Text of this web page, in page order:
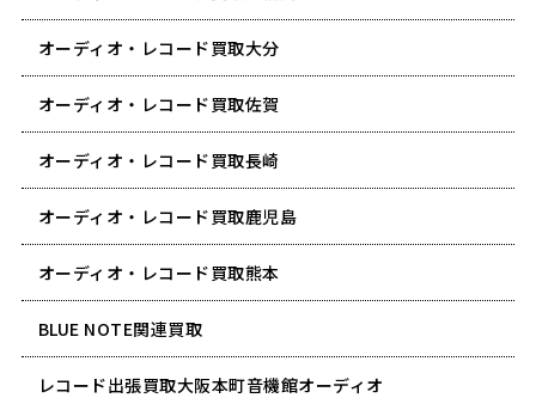
オーディオ・レコード買取大分
オーディオ・レコード買取佐賀
オーディオ・レコード買取長崎
オーディオ・レコード買取鹿児島
オーディオ・レコード買取熊本
BLUE NOTE関連買取
レコード出張買取大阪本町音機館オーディオ